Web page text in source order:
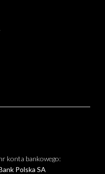
konta bankowego:
Polska SA